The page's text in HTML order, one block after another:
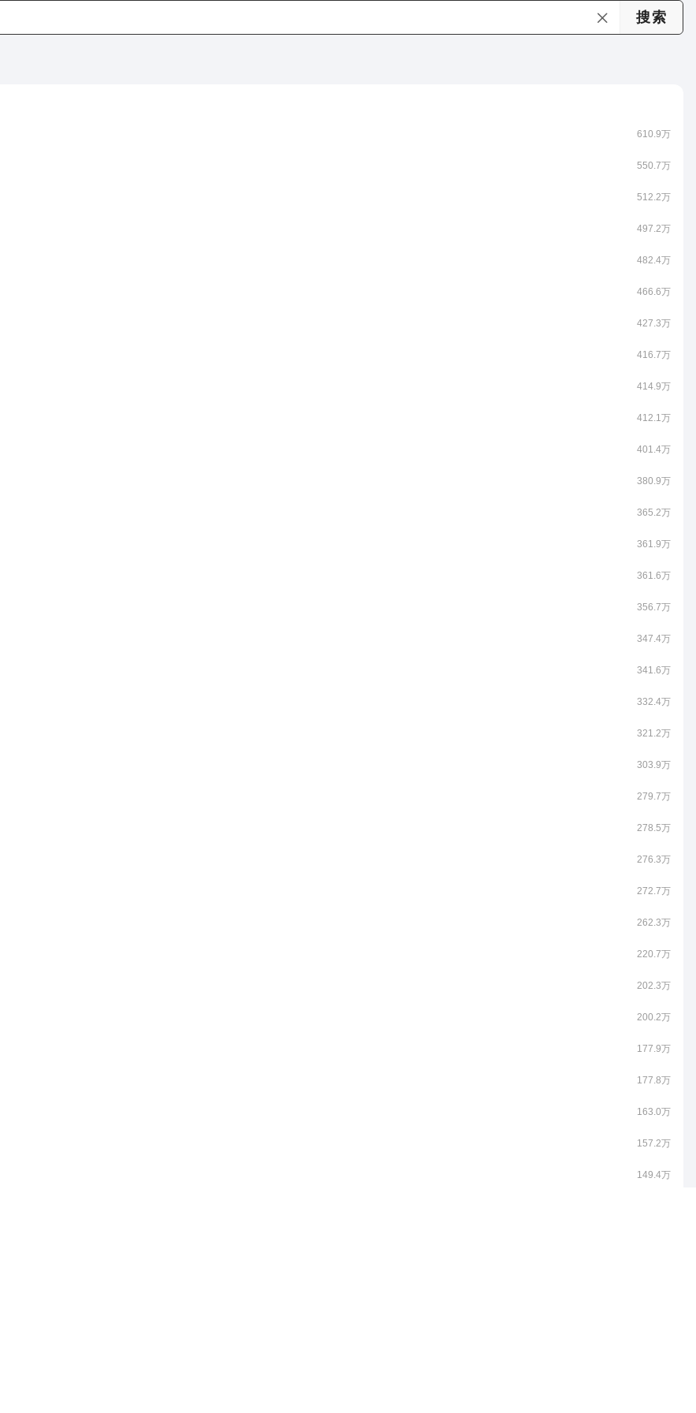
610.9万
550.7万
512.2万
497.2万
482.4万
466.6万
427.3万
416.7万
414.9万
412.1万
401.4万
380.9万
365.2万
361.9万
361.6万
356.7万
347.4万
341.6万
332.4万
321.2万
303.9万
279.7万
278.5万
276.3万
272.7万
262.3万
220.7万
202.3万
200.2万
177.9万
177.8万
163.0万
157.2万
149.4万